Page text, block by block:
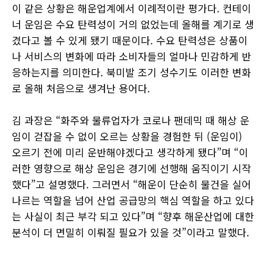
이 같은 상황은 해운업계에서 이례적이란 평가다. 컨테이
너 운임은 수요 탄력성이 거의 없었는데 올해를 계기로 생
겼다고 볼 수 있게 됐기 때문이다. 수요 탄력성은 상품이
나 서비스의 변화에 따라 소비자들의 얼마나 민감하게 반
응하는지를 의미한다. 북미발 조기 성수기도 이러한 변화
로 올해 처음으로 생겨난 용어다.
김 과장은 “화주와 물류업자가 코로나 팬데믹 때 해상 운
임이 걷잡을 수 없이 오르는 상황을 경험한 뒤 (운임이)
오르기 전에 미리 운반해야겠다고 생각하게 됐다”며 “이
러한 영향으로 해상 운임은 경기에 선행해 움직이기 시작
했다”고 설명했다. 그러면서 “해운이 단순히 물건을 실어
나르는 역할을 넘어 산업 공급망의 핵심 역할을 하고 있다
는 사실이 최근 부각 되고 있다”며 “향후 해운산업에 대한
분석이 더 면밀히 이뤄질 필요가 있을 것”이라고 말했다.